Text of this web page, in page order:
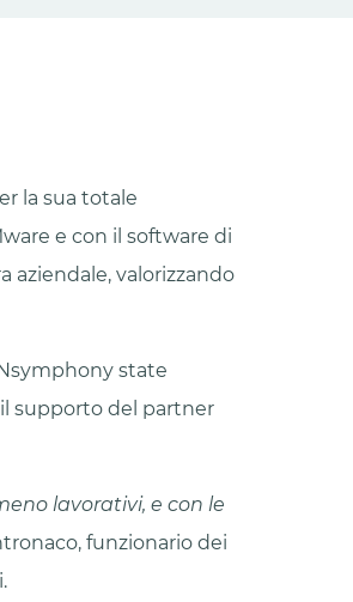
la sua totale
e con il software di
aziendale, valorizzando
state
supporto del partner
lavorativi, e con le
funzionario dei